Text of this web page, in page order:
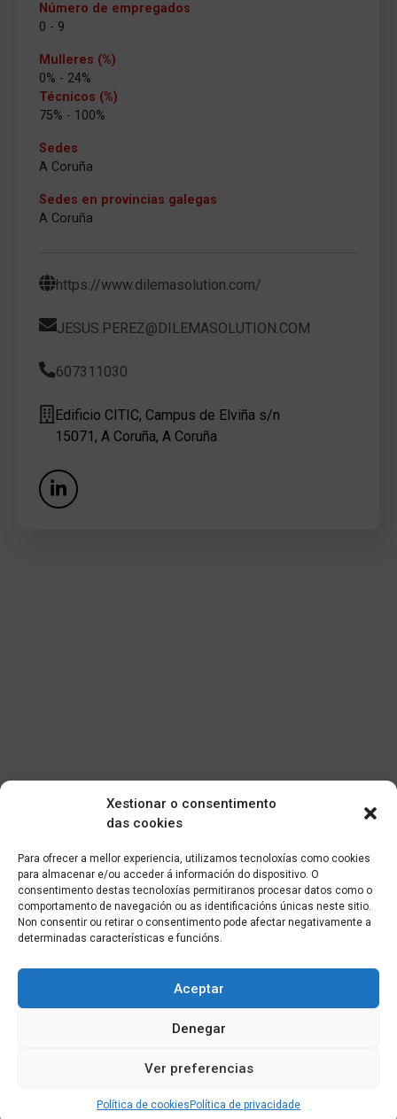
Xestionar o consentimento
das cookies
Para ofrecer a mellor experiencia, utilizamos tecnoloxías como cookies
para almacenar e/ou acceder á información do dispositivo. O
consentimento destas tecnoloxías permitiranos procesar datos como o
comportamento de navegación ou as identificacións únicas neste sitio.
Non consentir ou retirar o consentimento pode afectar negativamente a
determinadas características e funcións.
Aceptar
Denegar
Ver preferencias
Política de cookies Política de privacidade
Número de empregados
0 - 9
Mulleres (%)
0% - 24%
Técnicos (%)
75% - 100%
Sedes
A Coruña
Sedes en provincias galegas
A Coruña
https://www.dilemasolution.com/
JESUS.PEREZ@DILEMASOLUTION.COM
607311030
Edificio CITIC, Campus de Elviña s/n
15071, A Coruña, A Coruña